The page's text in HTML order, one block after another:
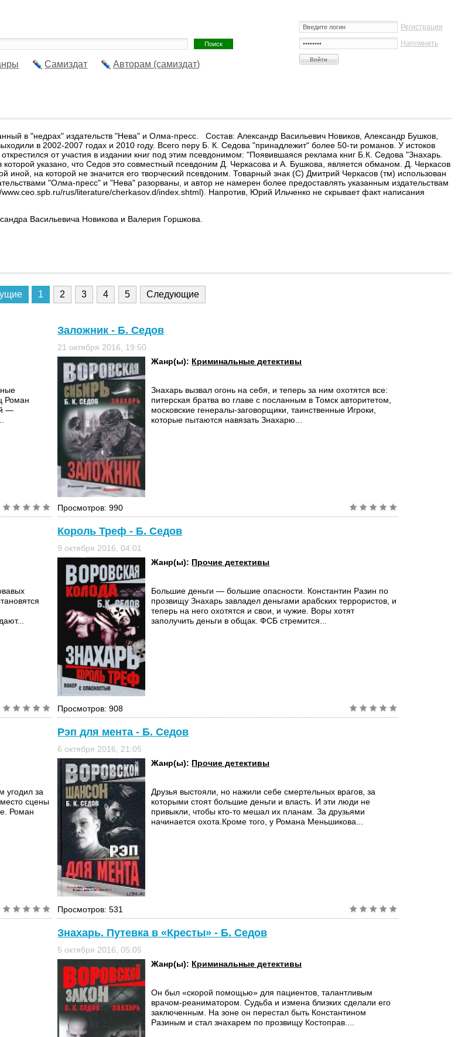
Регистрация
Напомнить
Самиздат Авторам (самиздат)
в "недрах" издательств "Нева" и Олма-пресс. Состав: Александр Васильевич Новиков, Александр Бушков,
в 2002-2007 годах и 2010 году. Всего перу Б. К. Седова "принадлежит" более 50-ти романов. У истоков
от участия в издании книг под этим псевдонимом: "Появившаяся реклама книг Б.К. Седова "Знахарь.
указано, что Седов это совместный псевдоним Д. Черкасова и А. Бушкова, является обманом. Д. Черкасов
иной, на которой не значится его творческий псевдоним. Товарный знак (С) Дмитрий Черкасов (тм) использован
"Олма-пресс" и "Нева" разорваны, и автор не намерен более предоставлять указанным издательствам
rus/literature/cherkasov.d/index.shtml). Напротив, Юрий Ильченко не скрывает факт написания
Васильевича Новикова и Валерия Горшкова.
1 2 3 4 5 Следующие
Роман
—
Заложник - Б. Седов
21 октября 2016, 19:50
Жанр(ы): Криминальные детективы
Знахарь вызвал огонь на себя, и теперь за ним охотятся все:
питерская братва во главе с посланным в Томск авторитетом,
московские генералы-заговорщики, таинственные Игроки,
которые пытаются навязать Знахарю...
Просмотров: 990
Король Треф - Б. Седов
9 октября 2016, 04:01
Жанр(ы): Прочие детективы
Большие деньги — большие опасности. Константин Разин по
прозвищу Знахарь завладел деньгами арабских террористов, и
теперь на него охотятся и свои, и чужие. Воры хотят
заполучить деньги в общак. ФСБ стремится...
Просмотров: 908
угодил за
сцены
Роман
Рэп для мента - Б. Седов
6 октября 2016, 21:05
Жанр(ы): Прочие детективы
Друзья выстояли, но нажили себе смертельных врагов, за
которыми стоят большие деньги и власть. И эти люди не
привыкли, чтобы кто-то мешал их планам. За друзьями
начинается охота.Кроме того, у Романа Меньшикова...
Просмотров: 531
Знахарь. Путевка в «Кресты» - Б. Седов
5 октября 2016, 05:05
Жанр(ы): Криминальные детективы
Он был «скорой помощью» для пациентов, талантливым
врачом-реаниматором. Судьба и измена близких сделали его
заключенным. На зоне он перестал быть Константином
Разиным и стал знахарем по прозвищу Костоправ....